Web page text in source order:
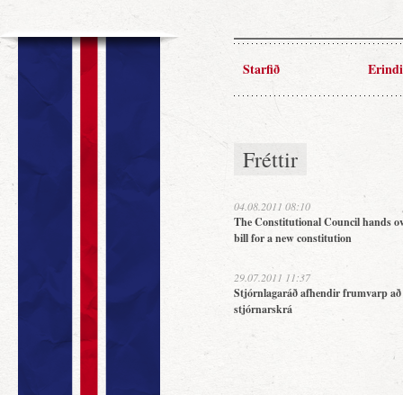
Starfið Erindi
Fréttir
04.08.2011 08:10
The Constitutional Council hands
bill for a new constitution
29.07.2011 11:37
Stjórnlagaráð afhendir frumvarp
stjórnarskrá